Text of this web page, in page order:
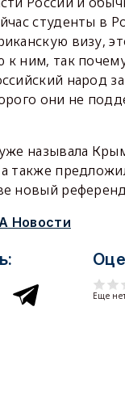
студенты в
визу,
к ним, так
народ
они не
называла
также
новый
Новости
Еще